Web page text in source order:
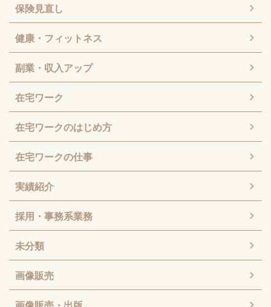
保険見直し
健康・フィットネス
副業・収入アップ
在宅ワーク
在宅ワークのはじめ方
在宅ワークの仕事
実績紹介
採用・事務系業務
未分類
画像販売